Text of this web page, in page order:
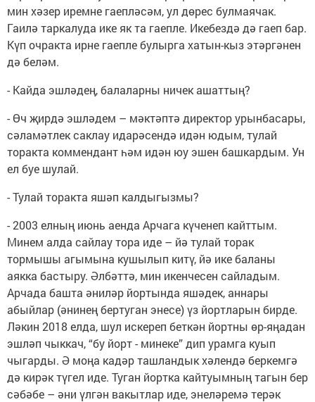
мин хәзер иремне гаепләсәм, ул дөрес булмаячак.
Гаилә таркалуда ике як та гаепле. Икебездә дә гаеп бар.
Күп очракта ирне гаепле булырга хатын-кыз этәргәнен
дә беләм.
- Кайда эшләдең, балаларны ничек ашаттың?
- Өч җирдә эшләдем – мәктәптә директор урынбасары,
сәламәтлек саклау идарәсендә идән юдым, тулай
торакта коммендант һәм идән юу эшен башкардым. Ун
ел буе шулай.
- Тулай торакта яшәп калдыгызмы?
- 2003 елның июнь аенда Арчага күченеп кайттым.
Минем алда сайлау тора иде – йә тулай торак
тормышы агымына кушылып китү, йә ике баланы
аякка бастыру. Әлбәттә, мин икенчесен сайладым.
Арчада башта әниләр йортында яшәдек, аннары
абыйлар (әнинең бертуган энесе) үз йортларын бирде.
Ләкин 2018 елда, шул искереп беткән йортны өр-яңадан
эшләп чыккач, “бу йорт - минеке” дип урамга куып
чыгарды. Ә моңа кадәр ташландык хәлендә беркемгә
дә кирәк түгел иде. Туган йортка кайтуымның тагын бер
сәбәбе – әни үлгән вакытлар иде, энеләремә терәк